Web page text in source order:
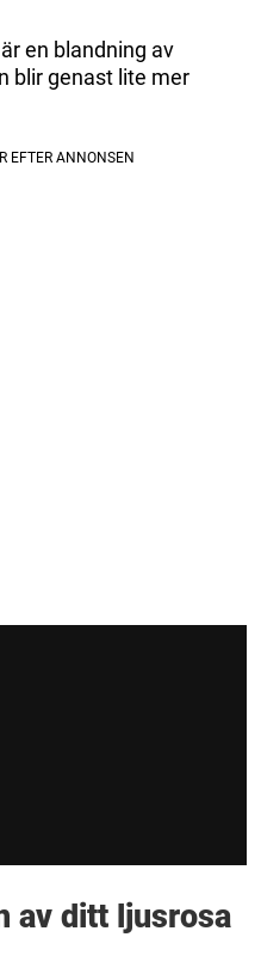
en blandning av
blir genast lite mer
av ditt ljusrosa